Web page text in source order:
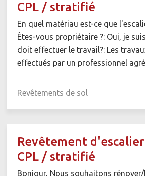
CPL / stratifié
En quel matériau est-ce que
Êtes-vous propriétaire ?: Oui, je
doit effectuer le travail?: Les
effectués par un professionnel
Revêtements de sol
Revêtement
CPL / stratifié
Bonjour, Nous souhaitons